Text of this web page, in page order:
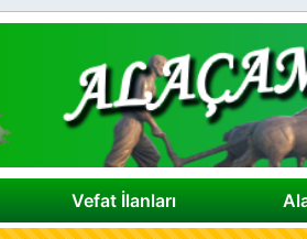
Vefat İlanları